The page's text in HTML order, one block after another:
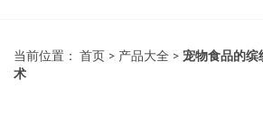
当前位置： 首页 > 产品大全 > 宠物食品的缤
术